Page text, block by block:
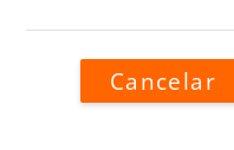
Cancelar